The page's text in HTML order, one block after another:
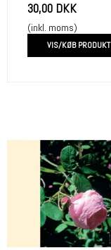
30,00 DKK
(inkl. moms)
VIS/KØB PRODUKT